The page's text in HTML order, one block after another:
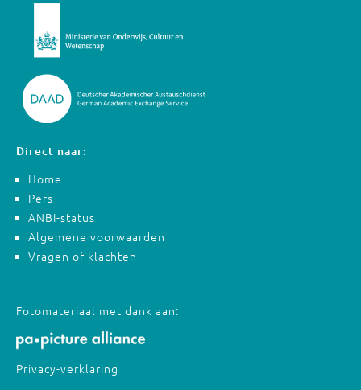
Direct naar:
Home
Pers
ANBI-status
Algemene voorwaarden
Vragen of klachten
Fotomateriaal met dank aan:
Privacy-verklaring